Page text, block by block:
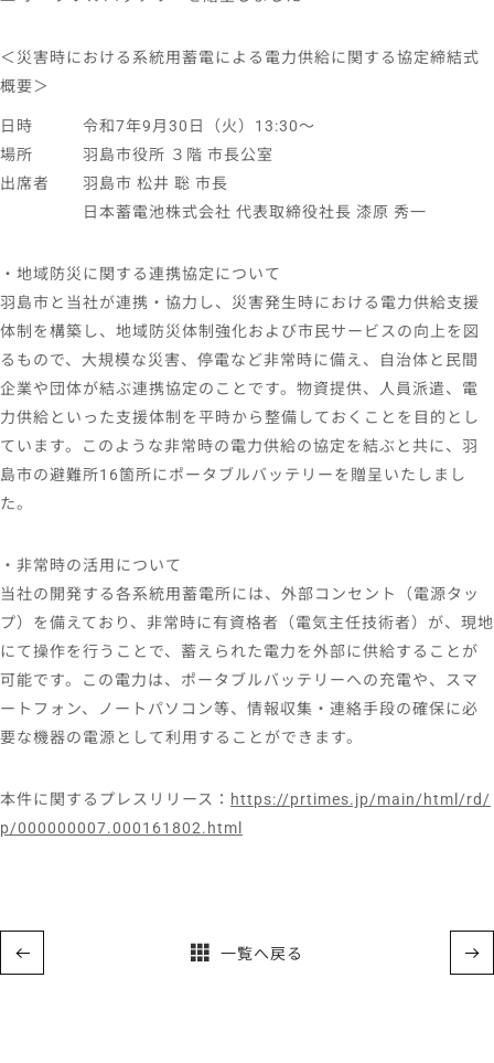
日時
令和7年9⽉30⽇（⽕）13:30〜
場所
羽島市役所 ３階 市長公室
出席者
羽島市 松井 聡 市長
⽇本蓄電池株式会社 代表取締役社長 漆原 秀⼀
＜災害時における系統用蓄電による電力供給に関する協定締結式
概要＞
・地域防災に関する連携協定について
羽島市と当社が連携・協力し、災害発⽣時における電力供給⽀援
体制を構築し、地域防災体制強化および市民サービスの向上を図
るもので、⼤規模な災害、停電など非常時に備え、自治体と民間
企業や団体が結ぶ連携協定のことです。物資提供、⼈員派遣、電
力供給といった⽀援体制を平時から整備しておくことを⽬的とし
ています。このような非常時の電力供給の協定を結ぶと共に、羽
島市の避難所16箇所にポータブルバッテリーを贈呈いたしまし
た。
・非常時の活用について
当社の開発する各系統用蓄電所には、外部コンセント（電源タッ
プ）を備えており、非常時に有資格者（電気主任技術者）が、現地
にて操作を⾏うことで、蓄えられた電力を外部に供給することが
可能です。この電力は、ポータブルバッテリーへの充電や、スマ
ートフォン、ノートパソコン等、情報収集・連絡⼿段の確保に必
要な機器の電源として利用することができます。
本件に関するプレスリリース： https://prtimes.jp/main/html/rd/
p/000000007.000161802.html
一覧へ戻る